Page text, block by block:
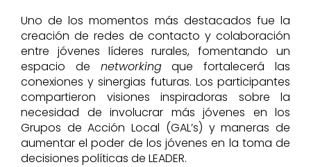
Uno de los momentos más destacados fue la
creación de redes de contacto y colaboración
entre jóvenes líderes rurales, fomentando un
espacio de networkingque fortalecerá las
conexiones y sinergias futuras. Los participantes
compartieron visiones inspiradoras sobre la
necesidad de involucrar más jóvenes en los
Grupos de Acción Local (GAL’s) y maneras de
aumentar el poder de los jóvenes en la toma de
decisiones políticas de LEADER.